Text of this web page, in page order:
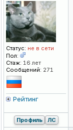
Статус: не в сети
Пол:
Стаж: 16 лет
Сообщений: 271
Рейтинг
Профиль ЛС